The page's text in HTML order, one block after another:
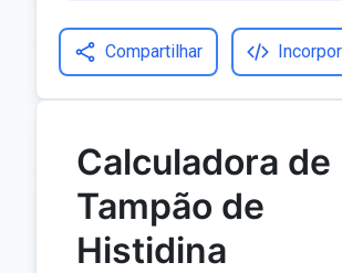
Compartilhar
Calculadora de
Tampão de
Histidina